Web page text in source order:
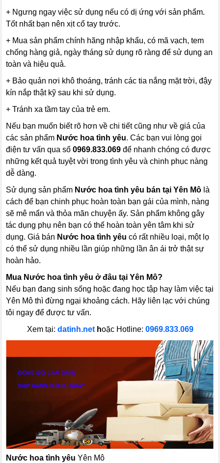
+ Ngưng ngay việc sử dụng nếu có dị ứng với sản phẩm.
Tốt nhất bạn nên xịt cổ tay trước.
+ Mua sản phẩm chính hãng nhập khẩu, có mã vạch, tem
chống hàng giả, ngày tháng sử dụng rõ ràng để sử dụng an
toàn và hiệu quả.
+ Bảo quản nơi khô thoáng, tránh các tia nắng mặt trời, đậy
kín nắp thật kỹ sau khi sử dụng.
+ Tránh xa tầm tay của trẻ em.
Nếu bạn muốn biết rõ hơn về chi tiết cũng như về giá của
các sản phẩm Nước hoa tình yêu. Các bạn vui lòng gọi
điện tư vấn qua số0969.833.069để nhanh chóng có được
những kết quả tuyệt vời trong tình yêu và chinh phục nàng
dễ dàng.
Sử dụng sản phẩm Nước hoa tình yêu bán tại Yên Mô là
cách để bạn chinh phục hoàn toàn bạn gái của mình, nàng
sẽ mê mẩn và thỏa mãn chuyện ấy. Sản phẩm không gây
tác dụng phụ nên bạn có thể hoàn toàn yên tâm khi sử
dụng. Giá bán Nước hoa tình yêu có rất nhiều loại, một lọ
có thể sử dụng nhiều lần giúp những lần ân ái trở thật sự
hoàn hảo.
Mua Nước hoa tình yêu ở đâu tại Yên Mô?
Nếu bạn đang sinh sống hoặc đang học tập hay làm việc tại
Yên Mô thì đừng ngại khoảng cách. Hãy liên lạc với chúng
tôi ngay để được tư vấn.
Xem tại: datinh.nethoặc Hotline: 0969.833.069
Nước hoa tình yêu Yên Mô